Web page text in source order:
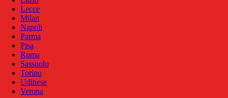
Lecce
Milan
Napoli
Parma
Pisa
Roma
Sassuolo
Torino
Udinese
Verona